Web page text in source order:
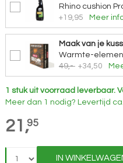
Rhino cushion
+19,95
Meer
Maak van je
Warmte-
49,- +34,50
1 stuk uit voorraad leverbaar.
Meer dan 1 nodig? Levertijd
21,95
IN